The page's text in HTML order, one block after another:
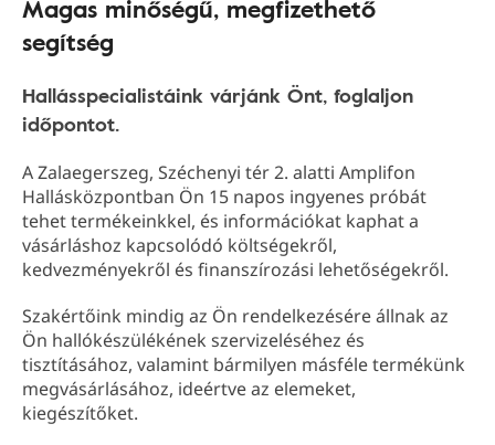
Magas minőségű, megfizethető
segítség
Hallásspecialistáink várjánk Önt, foglaljon
időpontot.
A Zalaegerszeg, Széchenyi tér 2. alatti Amplifon
Hallásközpontban Ön 15 napos ingyenes próbát
tehet termékeinkkel, és információkat kaphat a
vásárláshoz kapcsolódó költségekről,
kedvezményekről és finanszírozási lehetőségekről.
Szakértőink mindig az Ön rendelkezésére állnak az
Ön hallókészülékének szervizeléséhez és
tisztításához, valamint bármilyen másféle termékünk
megvásárlásához, ideértve az elemeket,
kiegészítőket.